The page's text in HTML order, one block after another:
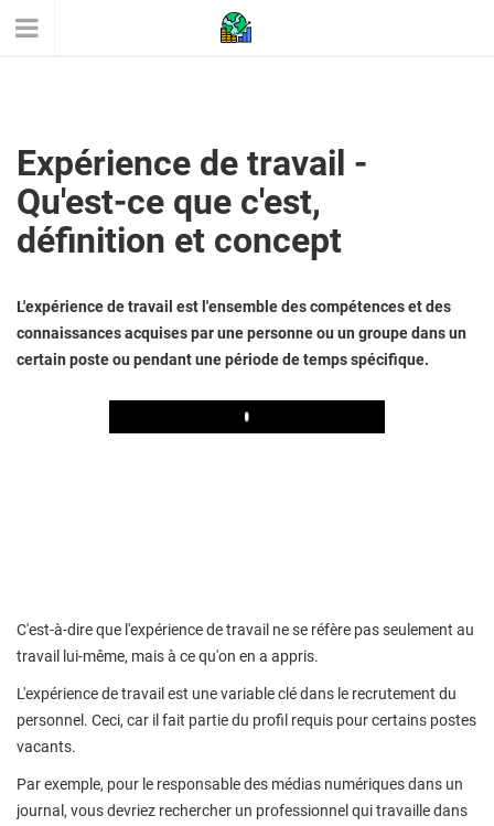
Expérience de travail -
Qu'est-ce que c'est,
définition et concept
L'expérience de travail est l'ensemble des compétences et des
connaissances acquises par une personne ou un groupe dans un
certain poste ou pendant une période de temps spécifique.
Play
C'est-à-dire que l'expérience de travail ne se réfère pas seulement au
travail lui-même, mais à ce qu'on en a appris.
L'expérience de travail est une variable clé dans le recrutement du
personnel. Ceci, car il fait partie du profil requis pour certains postes
vacants.
Par exemple, pour le responsable des médias numériques dans un
journal, vous devriez rechercher un professionnel qui travaille dans